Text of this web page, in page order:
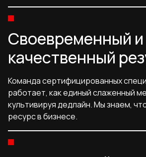
Своевременный и
качественный
Команда сертифицированных
работает, как единый слаженный
культивируя дедлайн. Мы знаем,
ресурс в бизнесе.